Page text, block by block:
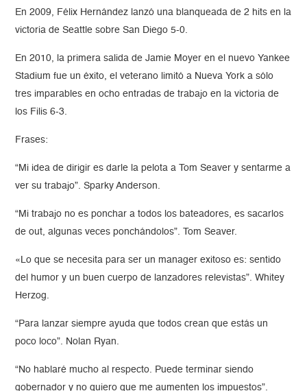
En 2009, Félix Hernández lanzó una blanqueada de 2 hits en la
victoria de Seattle sobre San Diego 5-0.
En 2010, la primera salida de Jamie Moyer en el nuevo Yankee
Stadium fue un éxito, el veterano limitó a Nueva York a sólo
tres imparables en ocho entradas de trabajo en la victoria de
los Filis 6-3.
Frases:
“Mi idea de dirigir es darle la pelota a Tom Seaver y sentarme a
ver su trabajo”. Sparky Anderson.
“Mi trabajo no es ponchar a todos los bateadores, es sacarlos
de out, algunas veces ponchándolos”. Tom Seaver.
«Lo que se necesita para ser un manager exitoso es: sentido
del humor y un buen cuerpo de lanzadores relevistas”. Whitey
Herzog.
“Para lanzar siempre ayuda que todos crean que estás un
poco loco”. Nolan Ryan.
“No hablaré mucho al respecto. Puede terminar siendo
gobernador y no quiero que me aumenten los impuestos”.